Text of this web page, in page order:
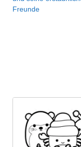
Freunde